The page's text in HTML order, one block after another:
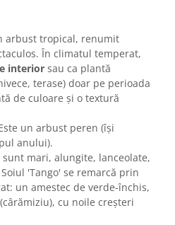
arbust tropical, renumit
În climatul temperat,
interior sau ca plantă
terase) doar pe perioada
de culoare și o textură
un arbust peren (își
anului).
sunt mari, alungite, lanceolate,
'Tango' se remarcă prin
un amestec de verde-închis,
cu noile creșteri